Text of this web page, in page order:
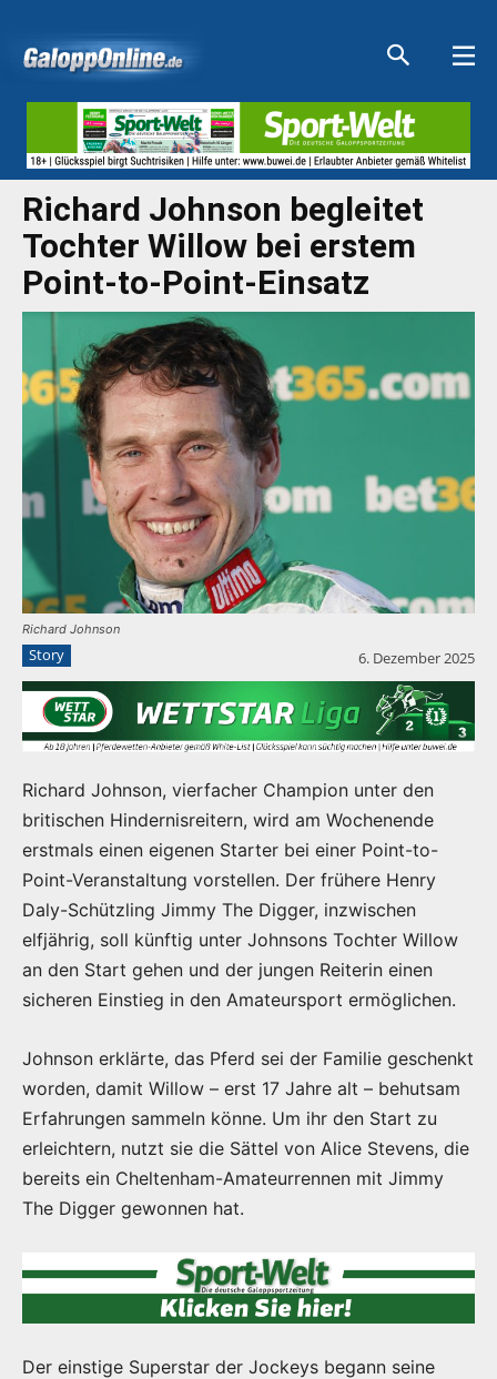
Richard Johnson begleitet
Tochter Willow bei erstem
Point-to-Point-Einsatz
Richard Johnson
Story 6. Dezember 2025
Richard Johnson, vierfacher Champion unter den
britischen Hindernisreitern, wird am Wochenende
erstmals einen eigenen Starter bei einer Point-to-
Point-Veranstaltung vorstellen. Der frühere Henry
Daly-Schützling Jimmy The Digger, inzwischen
elfjährig, soll künftig unter Johnsons Tochter Willow
an den Start gehen und der jungen Reiterin einen
sicheren Einstieg in den Amateursport ermöglichen.
Johnson erklärte, das Pferd sei der Familie geschenkt
worden, damit Willow – erst 17 Jahre alt – behutsam
Erfahrungen sammeln könne. Um ihr den Start zu
erleichtern, nutzt sie die Sättel von Alice Stevens, die
bereits ein Cheltenham-Amateurrennen mit Jimmy
The Digger gewonnen hat.
Der einstige Superstar der Jockeys begann seine